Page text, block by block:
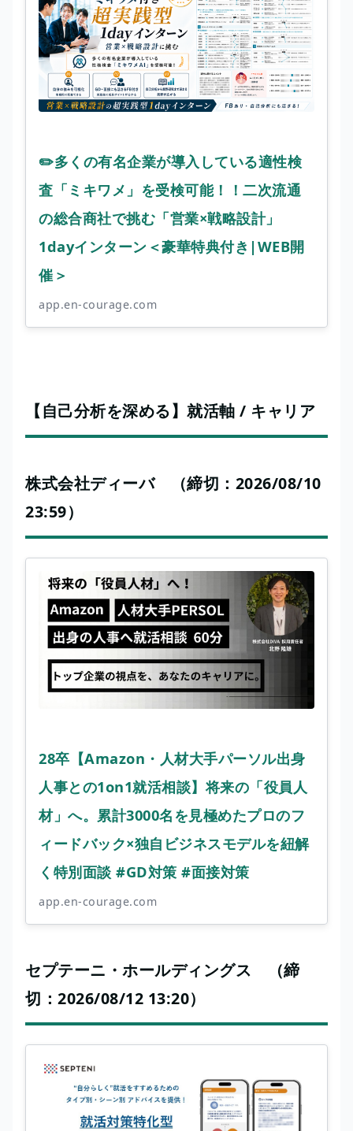
✏️多くの有名企業が導入している適性検
査「ミキワメ」を受検可能！！二次流通
の総合商社で挑む「営業×戦略設計」
1dayインターン＜豪華特典付き|WEB開
催＞
app.en-courage.com
【自己分析を深める】就活軸 / キャリア
株式会社ディーバ （締切：2026/08/10
23:59）
28卒【Amazon・人材大手パーソル出身
人事との1on1就活相談】将来の「役員人
材」へ。累計3000名を見極めたプロのフ
ィードバック×独自ビジネスモデルを紐解
く特別面談 #GD対策 #面接対策
app.en-courage.com
セプテーニ・ホールディングス （締
切：2026/08/12 13:20）